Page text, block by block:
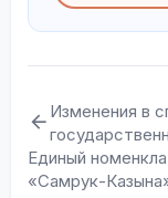
Изменения в
Единый
«Самрук-